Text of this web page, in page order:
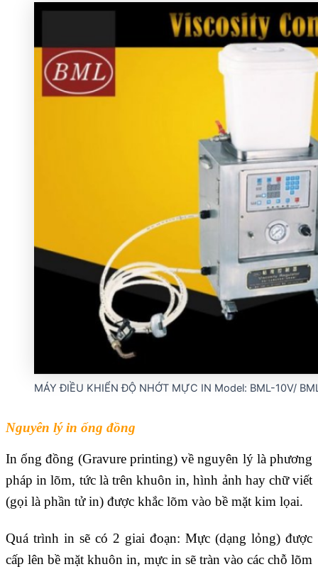
MÁY ĐIỀU KHIỂN ĐỘ NHỚT MỰC IN Model: BML-10V/
Nguyên lý in ống đồng
In ống đồng (Gravure printing) về nguyên lý là phương
pháp in lõm, tức là trên khuôn in, hình ảnh hay chữ viết
(gọi là phần tử in) được khắc lõm vào bề mặt kim lọai.
Quá trình in sẽ có 2 giai đoạn: Mực (dạng lỏng) được
cấp lên bề mặt khuôn in, mực in sẽ tràn vào các chỗ lõm